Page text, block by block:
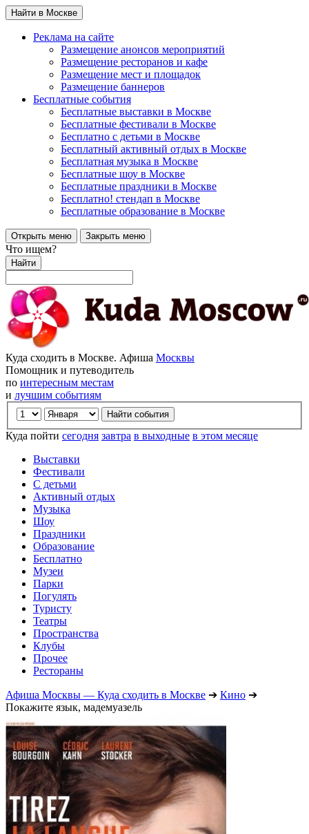
Найти в Москве
Реклама на сайте
Размещение анонсов мероприятий
Размещение ресторанов и кафе
Размещение мест и площадок
Размещение баннеров
Бесплатные события
Бесплатные выставки в Москве
Бесплатные фестивали в Москве
Бесплатно с детьми в Москве
Бесплатный активный отдых в Москве
Бесплатная музыка в Москве
Бесплатные шоу в Москве
Бесплатные праздники в Москве
Бесплатно! стендап в Москве
Бесплатные образование в Москве
Открыть меню Закрыть меню
Что ищем?
Найти
Куда сходить в Москве. Афиша Москвы
Помощник и путеводитель
по интересным местам
и лучшим событиям
Куда пойти сегодня завтра в выходные в этом месяце
Выставки
Фестивали
С детьми
Активный отдых
Музыка
Шоу
Праздники
Образование
Бесплатно
Музеи
Парки
Погулять
Туристу
Театры
Пространства
Клубы
Прочее
Рестораны
Афиша Москвы — Куда сходить в Москве ➔ Кино ➔
Покажите язык, мадемуазель